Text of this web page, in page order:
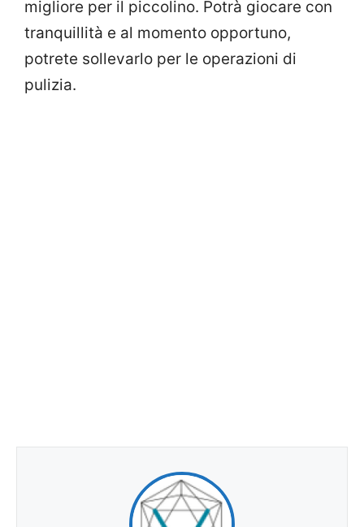
migliore per il piccolino. Potrà giocare con
tranquillità e al momento opportuno,
potrete sollevarlo per le operazioni di
pulizia.